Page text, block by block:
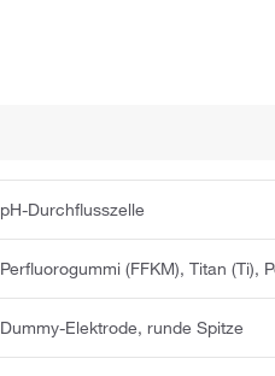
pH-Durchflusszelle
Perfluorogummi (FFKM), Titan (Ti),
Dummy-Elektrode, runde Spitze